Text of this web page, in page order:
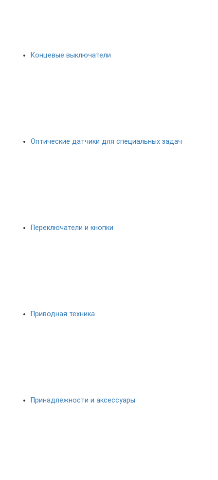
Концевые выключатели
Оптические датчики для специальных задач
Переключатели и кнопки
Приводная техника
Принадлежности и аксессуары